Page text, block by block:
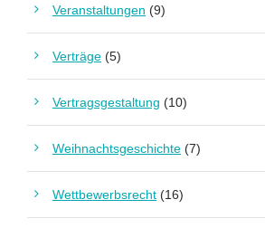
Veranstaltungen (9)
Verträge (5)
Vertragsgestaltung (10)
Weihnachtsgeschichte (7)
Wettbewerbsrecht (16)